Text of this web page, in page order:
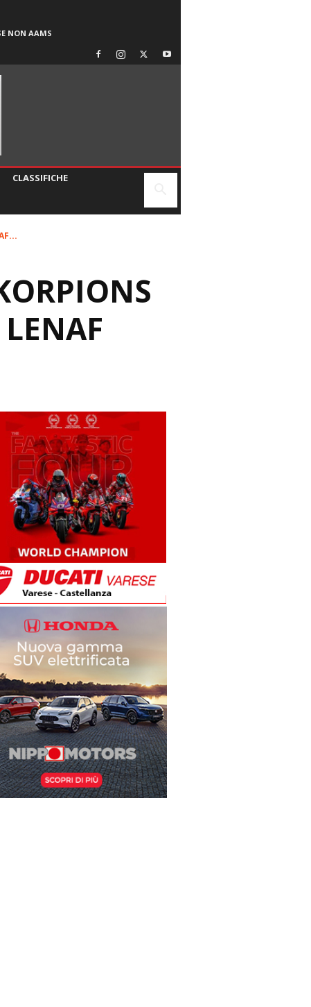
NON AAMS
CLASSIFICHE